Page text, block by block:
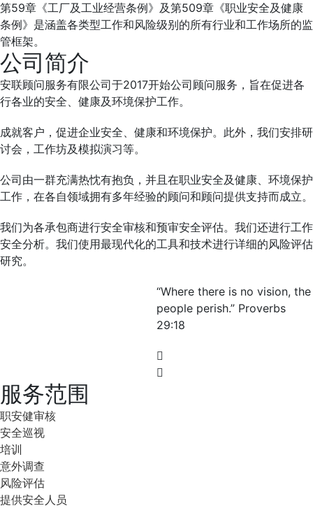
第59章《工厂及工业经营条例》及第509章《职业安全及健康
条例》是涵盖各类型工作和风险级别的所有行业和工作场所的监
管框架。
公司简介
安联顾问服务有限公司于2017开始公司顾问服务，旨在促进各
行各业的安全、健康及环境保护工作。
成就客户，促进企业安全、健康和环境保护。此外，我们安排研
讨会，工作坊及模拟演习等。
公司由一群充满热忱有抱负，并且在职业安全及健康、环境保护
工作，在各自领域拥有多年经验的顾问和顾问提供支持而成立。
我们为各承包商进行安全审核和预审安全评估。我们还进行工作
安全分析。我们使用最现代化的工具和技术进行详细的风险评估
研究。
“Where there is no vision, the
people perish.” Proverbs
29:18
服务范围
职安健审核
安全巡视
培训
意外调查
风险评估
提供安全人员